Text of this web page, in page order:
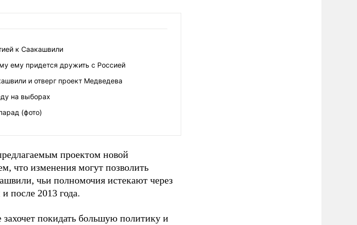
к Саакашвили
ему придется дружить с Россией
и отверг проект Медведева
на выборах
(фото)
проектом новой
что изменения могут позволить
чьи полномочия истекают через
и после 2013 года.
покидать большую политику и